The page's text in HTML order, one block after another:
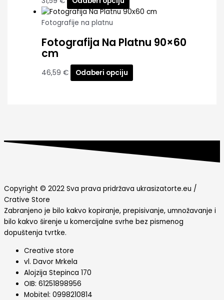
Fotografije na platnu
Fotografija Na Platnu 90×60
cm
46,59 € Odaberi opciju
Copyright © 2022 Sva prava pridržava ukrasizatorte.eu /
Crative Store
Zabranjeno je bilo kakvo kopiranje, prepisivanje, umnožavanje i
bilo kakvo širenje u komercijalne svrhe bez pismenog
dopuštenja tvrtke.
Creative store
vl. Davor Mrkela
Alojzija Stepinca 170
OIB: 61251898956
Mobitel: 0998210814